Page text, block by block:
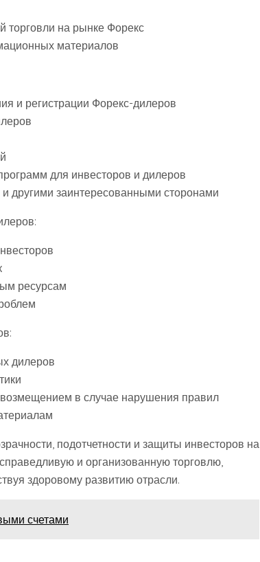
торговли на рынке Форекс
материалов
и регистрации Форекс-дилеров
для инвесторов и дилеров
другими заинтересованными сторонами
ресурсам
дилеров
в случае нарушения правил
подотчетности и защиты инвесторов на
и организованную торговлю,
здоровому развитию отрасли.
счетами